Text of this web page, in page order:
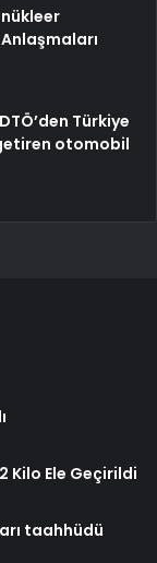
Türkiye
getiren otomobil
Kilo Ele Geçirildi
taahhüdü